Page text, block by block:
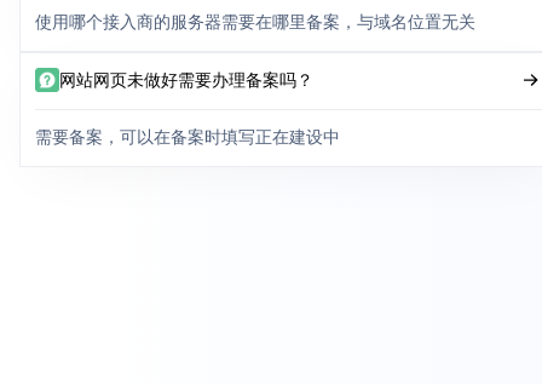
使用哪个接入商的服务器需要在哪里备案，与域名位置无关
网站网页未做好需要办理备案吗？
需要备案，可以在备案时填写正在建设中